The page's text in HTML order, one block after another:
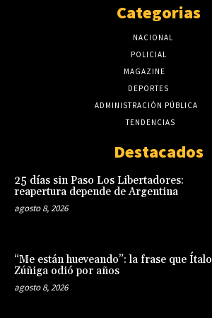
Categorias
NACIONAL
POLICIAL
MAGAZINE
DEPORTES
ADMINISTRACIÓN PÚBLICA
TENDENCIAS
Destacados
25 días sin Paso Los Libertadores:
reapertura depende de Argentina
agosto 8, 2026
“Me están hueveando”: la frase que Ítalo
Zúñiga odió por años
agosto 8, 2026